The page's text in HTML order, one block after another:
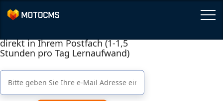
5-Tage E-Mail-Kurs
direkt in Ihrem Postfach (1-1,5
Stunden pro Tag Lernaufwand)